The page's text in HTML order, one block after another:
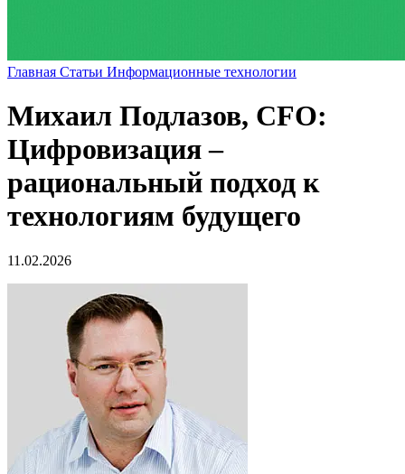
Главная Статьи Информационные технологии
Михаил Подлазов, CFO:
Цифровизация –
рациональный подход к
технологиям будущего
11.02.2026